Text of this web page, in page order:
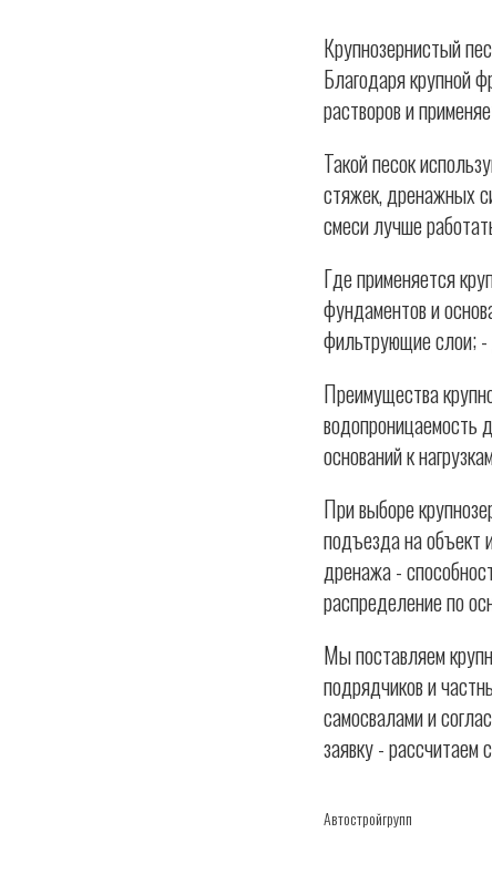
Крупнозернистый
Благодаря крупной
растворов и
Такой песок
стяжек, дренажных
смеси лучше
Где применяется
фундаментов и
фильтрующие слои; -
Преимущества
водопроницаемость
оснований к
При выборе
подъезда на объект
дренажа -
распределение по
Мы поставляем
подрядчиков и
самосвалами и
заявку - рассчитаем
Автостройгрупп